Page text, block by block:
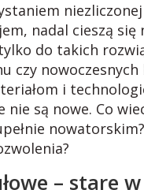
nadal cieszą się
do takich
czy
i
są nowe. Co
– stare